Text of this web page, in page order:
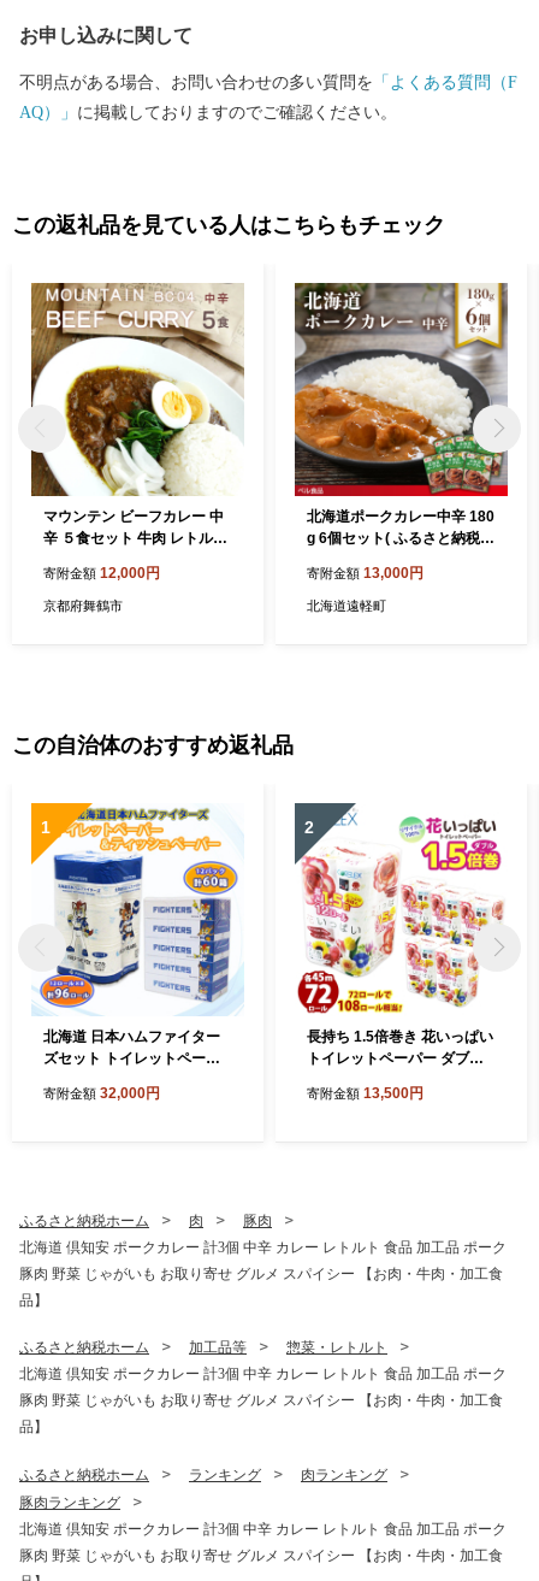
お申し込みに関して
不明点がある場合、お問い合わせの多い質問を 「よくある質問（F
AQ）」 に掲載しておりますのでご確認ください。
この返礼品を見ている人はこちらもチェック
マウンテン ビーフカレー 中
辛 ５食セット 牛肉 レトルト
レー 舞鶴 京都 お取り寄せ グ
ルメ 中辛カレー カレーライ
寄附金額 12,000円
京都府舞鶴市
北海道ポークカレー中辛 180
g 6個セット( ふるさと納税
海道 遠軽町 ) en01-00264
寄附金額 13,000円
北海道遠軽町
この自治体のおすすめ返礼品
1
北海道 日本ハムファイター
ズセット トイレットペーパ
ィッシュペーパー 200組 60
寄附金額 32,000円
2
長持ち 1.5倍巻き 花いっぱい
トイレットペーパー ダブル 4
プリント ハーブ 香り付き 日
寄附金額 13,500円
ふるさと納税ホーム 肉
豚肉
北海道 倶知安 ポークカレー 計3個 中辛 カレー レトルト 食品 加工品 ポーク
豚肉 野菜 じゃがいも お取り寄せ グルメ スパイシー 【お肉・牛肉・加工食
品】
ふるさと納税ホーム 加工品等
惣菜・レトルト
北海道 倶知安 ポークカレー 計3個 中辛 カレー レトルト 食品 加工品 ポーク
豚肉 野菜 じゃがいも お取り寄せ グルメ スパイシー 【お肉・牛肉・加工食
品】
ふるさと納税ホーム ランキング
肉ランキング
豚肉ランキング
北海道 倶知安 ポークカレー 計3個 中辛 カレー レトルト 食品 加工品 ポーク
豚肉 野菜 じゃがいも お取り寄せ グルメ スパイシー 【お肉・牛肉・加工食